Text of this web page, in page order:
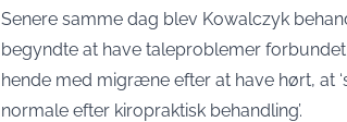
Senere samme dag blev Kowalczyk
begyndte at have taleproblemer
hende med migræne efter at have hørt,
normale efter kiropraktisk behandling’.